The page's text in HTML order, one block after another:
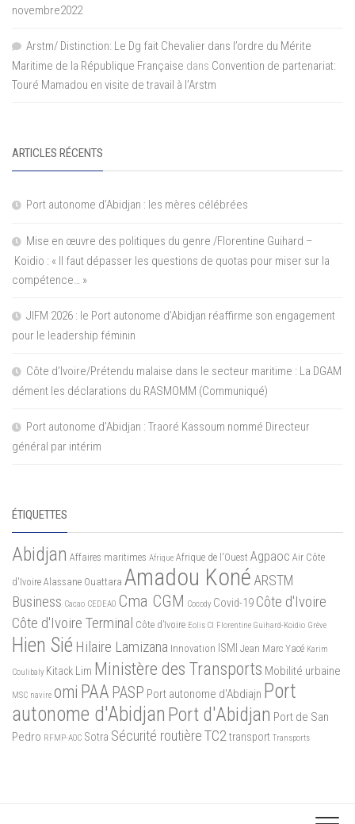
novembre2022
Arstm/ Distinction: Le Dg fait Chevalier dans l’ordre du Mérite
Maritime de la République Française dans Convention de partenariat:
Touré Mamadou en visite de travail à l’Arstm
ARTICLES RÉCENTS
Port autonome d’Abidjan : les mères célébrées
Mise en œuvre des politiques du genre /Florentine Guihard –
Koidio : « Il faut dépasser les questions de quotas pour miser sur la
compétence… »
JIFM 2026 : le Port autonome d’Abidjan réaffirme son engagement
pour le leadership féminin
Côte d’Ivoire/Prétendu malaise dans le secteur maritime : La DGAM
dément les déclarations du RASMOMM (Communiqué)
Port autonome d’Abidjan : Traoré Kassoum nommé Directeur
général par intérim
ÉTIQUETTES
Abidjan Affaires maritimes Afrique Afrique de l'Ouest Agpaoc Air Côte
d'Ivoire Alassane Ouattara Amadou Koné ARSTM
Business Cacao CEDEAO Cma CGM Cocody Covid-19 Côte d'Ivoire
Côte d'Ivoire Terminal Côte d’Ivoire Eolis CI Florentine Guihard-Koidio Grève
Hien Sié Hilaire Lamizana Innovation ISMI Jean Marc Yacé Karim
Coulibaly Kitack Lim Ministère des Transports Mobilité urbaine
MSC navire omi PAA PASP Port autonome d'Abdiajn Port
autonome d'Abidjan Port d'Abidjan Port de San
Pedro RFMP-AOC Sotra Sécurité routièreTC2transport Transports